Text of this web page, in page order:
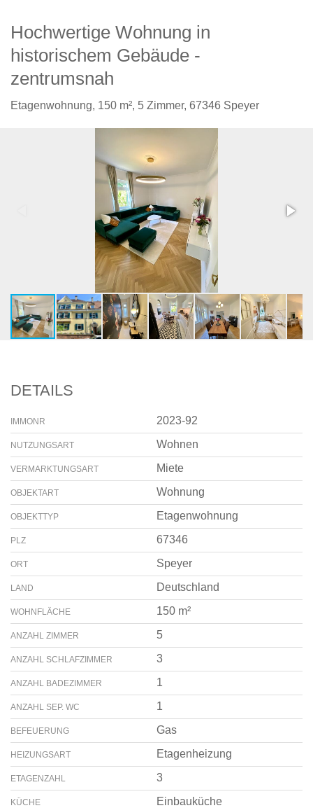
Hochwertige Wohnung in
historischem Gebäude -
zentrumsnah
Etagenwohnung, 150 m², 5 Zimmer, 67346 Speyer
DETAILS
IMMONR 2023-92
NUTZUNGSART Wohnen
VERMARKTUNGSART Miete
OBJEKTART Wohnung
OBJEKTTYP Etagenwohnung
PLZ 67346
ORT Speyer
LAND Deutschland
WOHNFLÄCHE 150 m²
ANZAHL ZIMMER 5
ANZAHL SCHLAFZIMMER 3
ANZAHL BADEZIMMER 1
ANZAHL SEP. WC 1
BEFEUERUNG Gas
HEIZUNGSART Etagenheizung
ETAGENZAHL 3
KÜCHE Einbauküche